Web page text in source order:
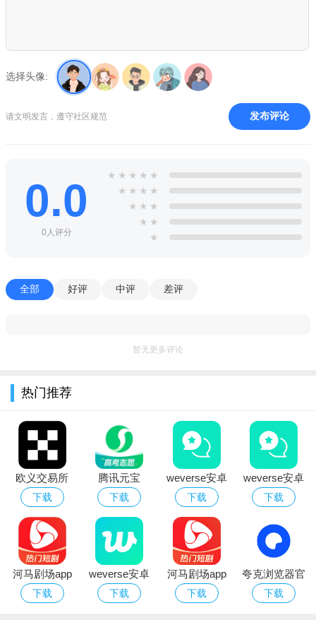
2、平台每天都有大量的信息更新，每天选择高质量的文章转
发就能轻松获得收入，每天还能赚到零花钱
3、平台转发阅读每篇文章单价0.08元，每位朋友阅读标准，
计算奖励
入提成。邀请的朋友越多，他们得到的奖励就越多
蚂蚁微赚app优势
1、选择信息，创造属于自己的精致生活
的前沿信息
2、浏览最新影评后，可以轻松购票和预订
3、欣赏时尚潮流物品，可以一键下单购买
4、品味外国的文化特色。按拇指就可以订机票和酒店
选择头像:
请文明发言，遵守社区规范 发布评论
0.0
0人评分
★ ★ ★ ★ ★
★ ★ ★ ★
★ ★ ★
★ ★
★
全部 好评 中评 差评
暂无更多评论
热门推荐
欧义交易所
app下载2026
最新版本
下载
腾讯元宝
deepseek满
血版免费下载
下载
weverse安卓
下载安装2026
官方版（防弹
粉丝社区）
下载
weverse安卓
下载2026中文
下载
河马剧场app
免费网络短剧
下载
weverse安卓
下载2026中文
下载
河马剧场app
官方正版免费
下载
夸克浏览器官
方版下载2026
下载